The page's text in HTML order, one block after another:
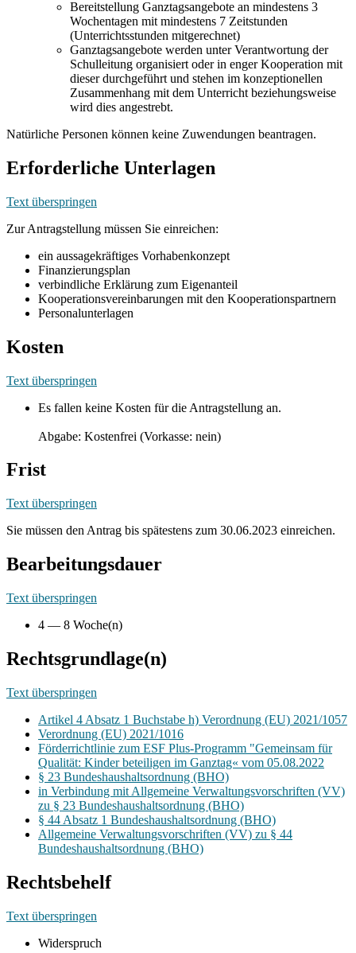
Bereitstellung Ganztagsangebote an mindestens 3
Wochentagen mit mindestens 7 Zeitstunden
(Unterrichtsstunden mitgerechnet)
Ganztagsangebote werden unter Verantwortung der
Schulleitung organisiert oder in enger Kooperation mit
dieser durchgeführt und stehen im konzeptionellen
Zusammenhang mit dem Unterricht beziehungsweise
wird dies angestrebt.
Natürliche Personen können keine Zuwendungen beantragen.
Erforderliche Unterlagen
Text überspringen
Zur Antragstellung müssen Sie einreichen:
ein aussagekräftiges Vorhabenkonzept
Finanzierungsplan
verbindliche Erklärung zum Eigenanteil
Kooperationsvereinbarungen mit den Kooperationspartnern
Personalunterlagen
Kosten
Text überspringen
Es fallen keine Kosten für die Antragstellung an.
Abgabe: Kostenfrei (Vorkasse: nein)
Frist
Text überspringen
Sie müssen den Antrag bis spätestens zum 30.06.2023 einreichen.
Bearbeitungsdauer
Text überspringen
4 — 8 Woche(n)
Rechtsgrundlage(n)
Text überspringen
Artikel 4 Absatz 1 Buchstabe h) Verordnung (EU) 2021/1057
Verordnung (EU) 2021/1016
Förderrichtlinie zum ESF Plus-Programm "Gemeinsam für
Qualität: Kinder beteiligen im Ganztag« vom 05.08.2022
§ 23 Bundeshaushaltsordnung (BHO)
in Verbindung mit Allgemeine Verwaltungsvorschriften (VV)
zu § 23 Bundeshaushaltsordnung (BHO)
§ 44 Absatz 1 Bundeshaushaltsordnung (BHO)
Allgemeine Verwaltungsvorschriften (VV) zu § 44
Bundeshaushaltsordnung (BHO)
Rechtsbehelf
Text überspringen
Widerspruch